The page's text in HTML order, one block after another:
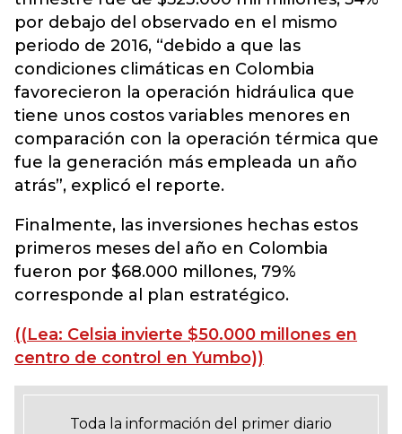
por debajo del observado en el mismo
periodo de 2016, “debido a que las
condiciones climáticas en Colombia
favorecieron la operación hidráulica que
tiene unos costos variables menores en
comparación con la operación térmica que
fue la generación más empleada un año
atrás”, explicó el reporte.
Finalmente, las inversiones hechas estos
primeros meses del año en Colombia
fueron por $68.000 millones, 79%
corresponde al plan estratégico.
((Lea: Celsia invierte $50.000 millones en
centro de control en Yumbo))
Toda la información del primer diario